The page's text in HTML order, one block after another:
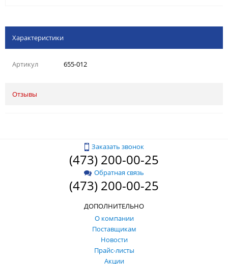
Характеристики
Артикул 655-012
Отзывы
Заказать звонок
(473) 200-00-25
Обратная связь
(473) 200-00-25
ДОПОЛНИТЕЛЬНО
О компании
Поставщикам
Новости
Прайс-листы
Акции